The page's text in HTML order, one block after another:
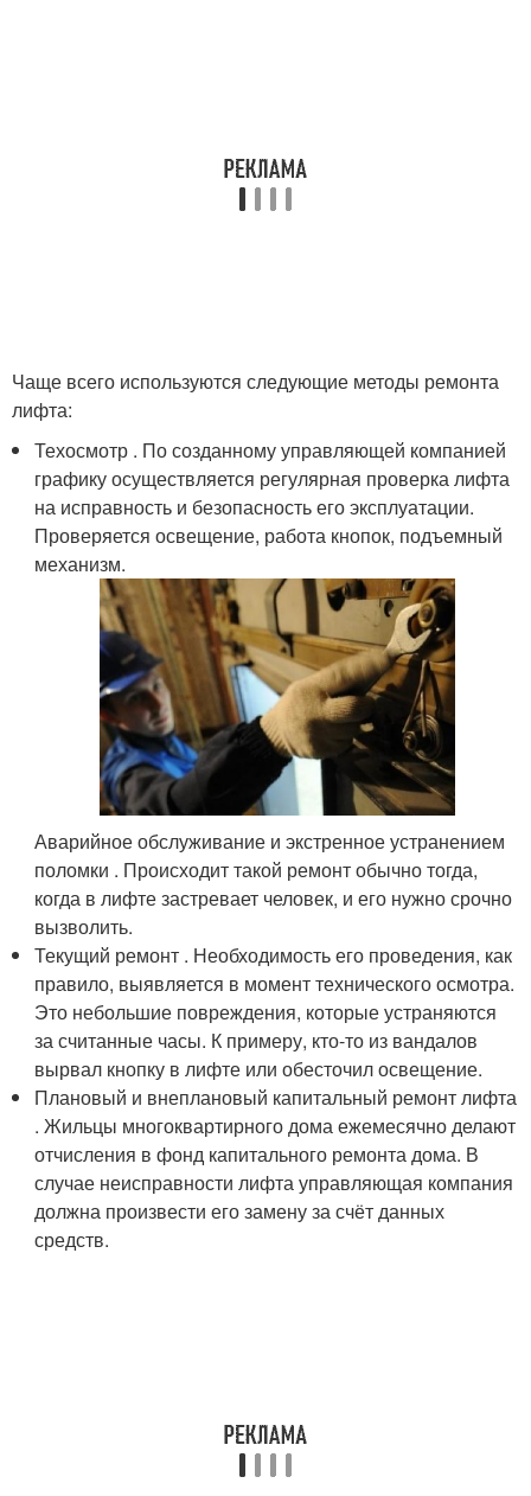
Чаще всего используются следующие методы ремонта
лифта:
Техосмотр . По созданному управляющей компанией
графику осуществляется регулярная проверка лифта
на исправность и безопасность его эксплуатации.
Проверяется освещение, работа кнопок, подъемный
механизм.
Аварийное обслуживание и экстренное устранением
поломки . Происходит такой ремонт обычно тогда,
когда в лифте застревает человек, и его нужно срочно
вызволить.
Текущий ремонт . Необходимость его проведения, как
правило, выявляется в момент технического осмотра.
Это небольшие повреждения, которые устраняются
за считанные часы. К примеру, кто-то из вандалов
вырвал кнопку в лифте или обесточил освещение.
Плановый и внеплановый капитальный ремонт лифта
. Жильцы многоквартирного дома ежемесячно делают
отчисления в фонд капитального ремонта дома. В
случае неисправности лифта управляющая компания
должна произвести его замену за счёт данных
средств.